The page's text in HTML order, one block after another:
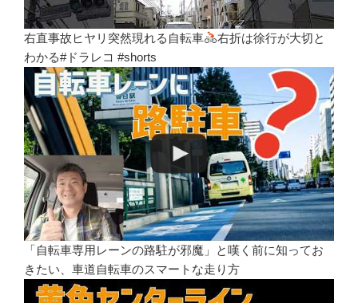
右直事故ヒヤリ突然現れる自転車
右折は徐行が大切と
わかる#ドラレコ #shorts
「自転車専用レーンの路駐が邪魔」と嘆く前に知ってお
きたい、車道自転車のスマートな走り方